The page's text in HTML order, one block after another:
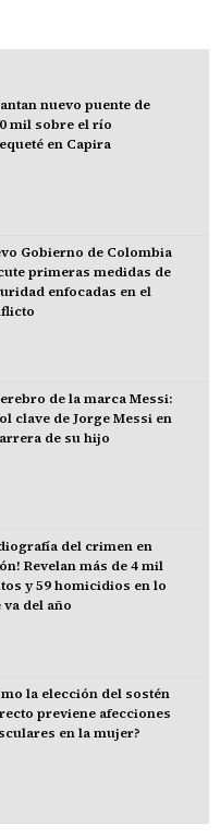
nuevo puente de
mil sobre el río
en Capira
Gobierno de Colombia
primeras medidas de
enfocadas en el
de la marca Messi:
clave de Jorge Messi en
de su hijo
del crimen en
Revelan más de 4 mil
y 59 homicidios en lo
va del año
la elección del sostén
previene afecciones
en la mujer?